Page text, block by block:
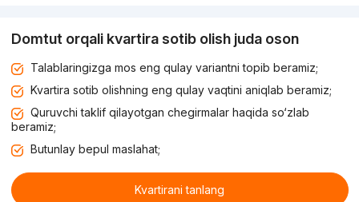
Domtut orqali kvartira sotib olish juda oson
Talablaringizga mos eng qulay variantni topib beramiz;
Kvartira sotib olishning eng qulay vaqtini aniqlab beramiz;
Quruvchi taklif qilayotgan chegirmalar haqida so‘zlab
beramiz;
Butunlay bepul maslahat;
Kvartirani tanlang